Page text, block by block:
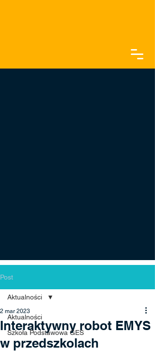
Post
Aktualności
Szkoła Podstawowa GES
Aktualności
Interaktywny robot EMYS
w przedszkolach
2 mar 2023